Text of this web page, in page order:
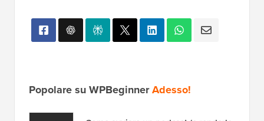
Popolare su WPBeginnerAdesso!